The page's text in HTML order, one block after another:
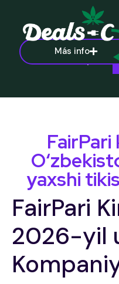
Más info
yaxshi
FairPari
2026-yil